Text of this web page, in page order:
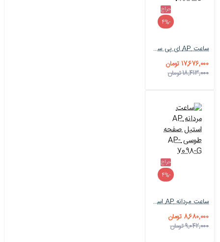
حراج
-4%
ساعت AP ای پی ست استیل صفحه سبز AP-5263-S
17,676,000 تومان
18,413,000 تومان
حراج
-4%
ساعت مردانه AP استیل صفحه طوسی AP-7098-G
8,680,000 تومان
9,042,000 تومان